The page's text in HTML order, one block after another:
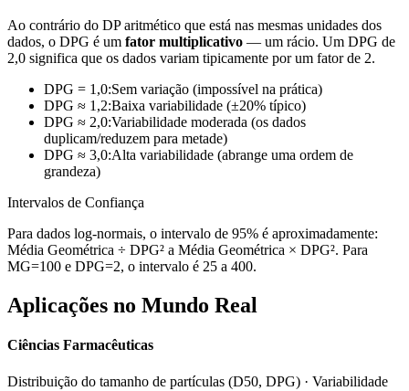
Ao contrário do DP aritmético que está nas mesmas unidades dos
dados, o DPG é um fator multiplicativo — um rácio. Um DPG de
2,0 significa que os dados variam tipicamente por um fator de 2.
DPG = 1,0:Sem variação (impossível na prática)
DPG ≈ 1,2:Baixa variabilidade (±20% típico)
DPG ≈ 2,0:Variabilidade moderada (os dados
duplicam/reduzem para metade)
DPG ≈ 3,0:Alta variabilidade (abrange uma ordem de
grandeza)
Intervalos de Confiança
Para dados log-normais, o intervalo de 95% é aproximadamente:
Média Geométrica ÷ DPG² a Média Geométrica × DPG². Para
MG=100 e DPG=2, o intervalo é 25 a 400.
Aplicações no Mundo Real
Ciências Farmacêuticas
Distribuição do tamanho de partículas (D50, DPG) · Variabilidade